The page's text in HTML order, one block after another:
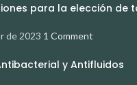
para la elección de
de 2023 1 Comment
y Antifluidos